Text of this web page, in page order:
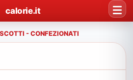
calorie.it
- CONFEZIONATI